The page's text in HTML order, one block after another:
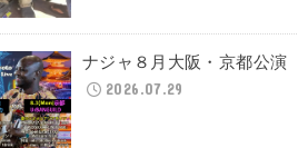
ナジャ８月大阪・京都公演
2026.07.29